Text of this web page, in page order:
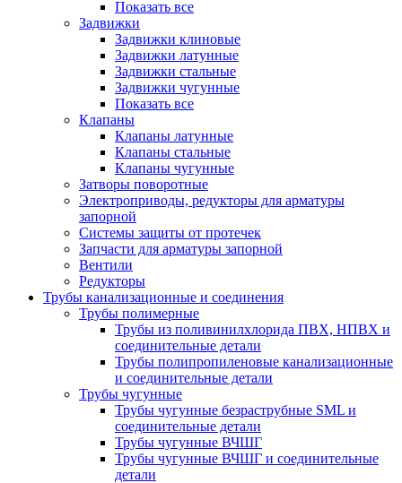
Показать все
Задвижки
Задвижки клиновые
Задвижки латунные
Задвижки стальные
Задвижки чугунные
Показать все
Клапаны
Клапаны латунные
Клапаны стальные
Клапаны чугунные
Затворы поворотные
Электроприводы, редукторы для арматуры
запорной
Системы защиты от протечек
Запчасти для арматуры запорной
Вентили
Редукторы
Трубы канализационные и соединения
Трубы полимерные
Трубы из поливинилхлорида ПВХ, НПВХ и
соединительные детали
Трубы полипропиленовые канализационные
и соединительные детали
Трубы чугунные
Трубы чугунные безраструбные SML и
соединительные детали
Трубы чугунные ВЧШГ
Трубы чугунные ВЧШГ и соединительные
детали